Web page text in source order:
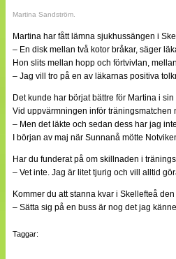
Kontakt
Martina Sandström.
Martina har fått lämna sjukhussängen i
– En disk mellan två kotor bråkar, säger
Hon slits mellan hopp och förtvivlan,
– Jag vill tro på en av läkarnas positiva
Det kunde har börjat bättre för Martina i
Vid uppvärmningen inför
– Men det läkte och sedan dess har jag
I början av maj när Sunnanå mötte
Har du funderat på om skillnaden i
– Vet inte. Jag är litet tjurig och vill alltid
Kommer du att stanna kvar i Skellefteå
– Sätta sig på en buss är nog det jag
Taggar: